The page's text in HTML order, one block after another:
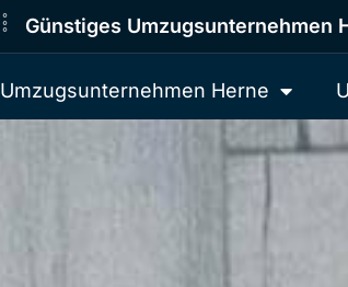
Günstiges Umzugsunternehmen
Umzugsunternehmen Herne